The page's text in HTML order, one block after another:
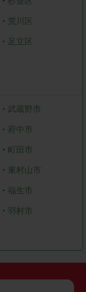
・ 荒川区
・ 足立区
・ 武蔵野市
・ 府中市
・ 町田市
・ 東村山市
・ 福生市
・羽村市